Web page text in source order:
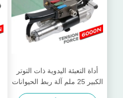
أداة التعبئة اليدوية ذات التوتر
الكبير 25 ملم آلة ربط الحيوانات
الأليفة المتنقلة